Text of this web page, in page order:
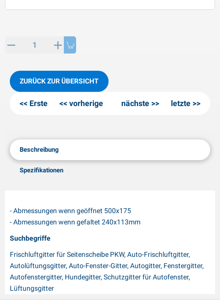
Artikel
ZURÜCK ZUR ÜBERSICHT
Erste vorherige nächste letzte
Beschreibung
Spezifikationen
- Abmessungen wenn geöffnet 500x175
- Abmessungen wenn gefaltet 240x113mm
Suchbegriffe
Frischluftgitter für Seitenscheibe PKW, Auto-Frischluftgitter,
Autolüftungsgitter, Auto-Fenster-Gitter, Autogitter, Fenstergitter,
Autofenstergitter, Hundegitter, Schutzgitter für Autofenster,
Lüftungsgitter